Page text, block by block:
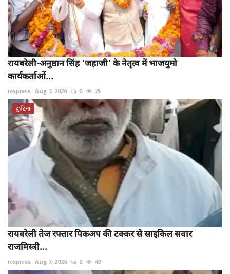
रायबरेली-अनुष्ठान सिंह 'जहाजी' के नेतृत्व में भाजयुमो
कार्यकर्ताओं...
rexpress Aug 7, 2026 0 75
दुर्घटना
रायबरेली तेज रफ्तार पिकअप की टक्कर से साइकिल सवार
राजमिस्त्री...
rexpress Aug 7, 2026 0 49